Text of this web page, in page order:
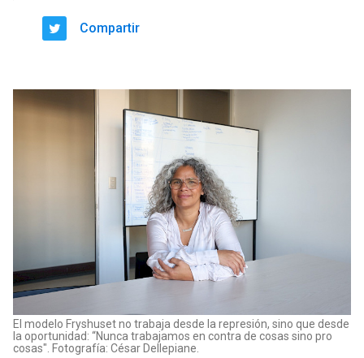
Compartir
El modelo Fryshuset no trabaja desde la represión, sino que desde
la oportunidad: “Nunca trabajamos en contra de cosas sino pro
cosas". Fotografía: César Dellepiane.